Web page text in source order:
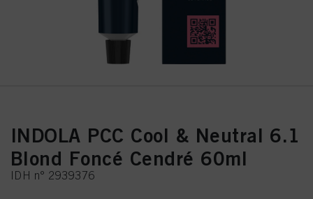
INDOLA PCC Cool & Neutral 6.1
Blond Foncé Cendré 60ml
IDH n° 2939376